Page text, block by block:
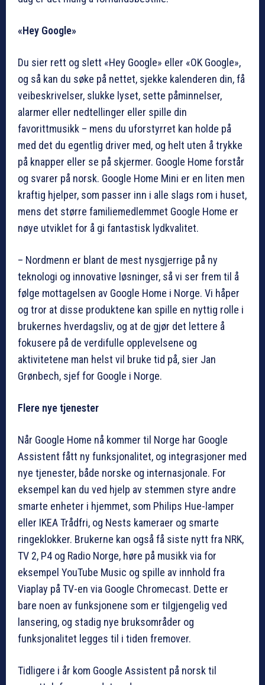
«Hey Google»
Du sier rett og slett «Hey Google» eller «OK Google»,
og så kan du søke på nettet, sjekke kalenderen din, få
veibeskrivelser, slukke lyset, sette påminnelser,
alarmer eller nedtellinger eller spille din
favorittmusikk – mens du uforstyrret kan holde på
med det du egentlig driver med, og helt uten å trykke
på knapper eller se på skjermer. Google Home forstår
og svarer på norsk. Google Home Mini er en liten men
kraftig hjelper, som passer inn i alle slags rom i huset,
mens det større familiemedlemmet Google Home er
nøye utviklet for å gi fantastisk lydkvalitet.
– Nordmenn er blant de mest nysgjerrige på ny
teknologi og innovative løsninger, så vi ser frem til å
følge mottagelsen av Google Home i Norge. Vi håper
og tror at disse produktene kan spille en nyttig rolle i
brukernes hverdagsliv, og at de gjør det lettere å
fokusere på de verdifulle opplevelsene og
aktivitetene man helst vil bruke tid på, sier Jan
Grønbech, sjef for Google i Norge.
Flere nye tjenester
Når Google Home nå kommer til Norge har Google
Assistent fått ny funksjonalitet, og integrasjoner med
nye tjenester, både norske og internasjonale. For
eksempel kan du ved hjelp av stemmen styre andre
smarte enheter i hjemmet, som Philips Hue-lamper
eller IKEA Trådfri, og Nests kameraer og smarte
ringeklokker. Brukerne kan også få siste nytt fra NRK,
TV 2, P4 og Radio Norge, høre på musikk via for
eksempel YouTube Music og spille av innhold fra
Viaplay på TV-en via Google Chromecast. Dette er
bare noen av funksjonene som er tilgjengelig ved
lansering, og stadig nye bruksområder og
funksjonalitet legges til i tiden fremover.
Tidligere i år kom Google Assistent på norsk til